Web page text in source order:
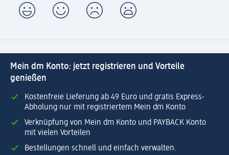
Mein dm Konto: jetzt registrieren und Vorteile
genießen
Kostenfreie Lieferung ab 49 Euro und gratis Express-
Abholung nur mit registriertem Mein dm Konto
Verknüpfung von Mein dm Konto und PAYBACK Konto
mit vielen Vorteilen
Bestellungen schnell und einfach verwalten.